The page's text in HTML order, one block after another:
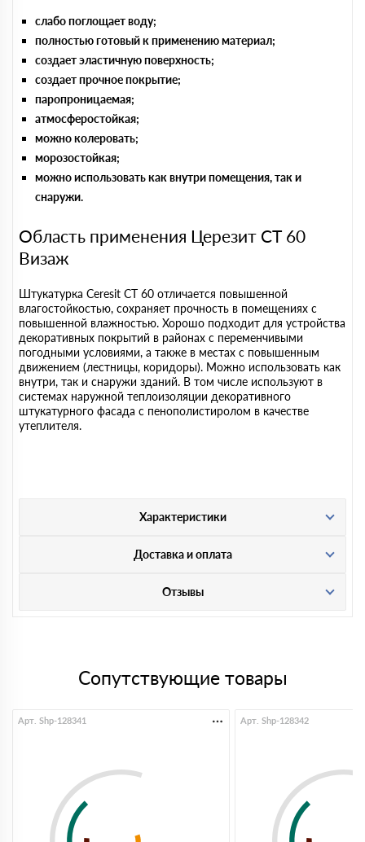
слабо поглощает воду;
полностью готовый к применению материал;
создает эластичную поверхность;
создает прочное покрытие;
паропроницаемая;
атмосферостойкая;
можно колеровать;
морозостойкая;
можно использовать как внутри помещения, так и
снаружи.
Область применения Церезит СТ 60
Визаж
Штукатурка Ceresit CT 60 отличается повышенной
влагостойкостью, сохраняет прочность в помещениях с
повышенной влажностью. Хорошо подходит для устройства
декоративных покрытий в районах с переменчивыми
погодными условиями, а также в местах с повышенным
движением (лестницы, коридоры). Можно использовать как
внутри, так и снаружи зданий. В том числе используют в
системах наружной теплоизоляции декоративного
штукатурного фасада с пенополистиролом в качестве
утеплителя.
Характеристики
Доставка и оплата
Отзывы
Сопутствующие товары
Арт. Shp-128341 Арт. Shp-128342